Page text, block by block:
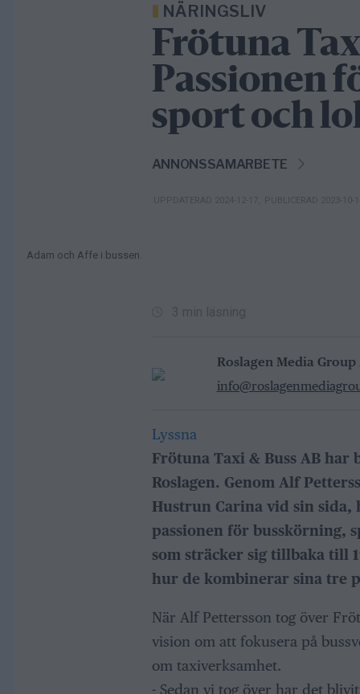
NÄRINGSLIV
Frötuna
Passionen
sport och
ANNONSSAMARBETE
UPPDATERAD 2024-12-17, PUBLICERAD 2023-10-
Adam och Affe i bussen.
3 min läsning
Roslagen Media Group
Lyssna
Frötuna Taxi & Buss AB
Roslagen. Genom Alf
Hustrun Carina vid sin
passionen för busskörning,
som sträcker sig tillbaka till
hur de kombinerar sina tre
När Alf Pettersson tog över
vision om att fokusera på
om taxiverksamhet.
- Sedan vi tog över har det